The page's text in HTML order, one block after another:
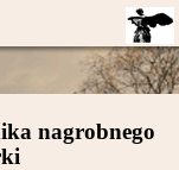
nagrobnego